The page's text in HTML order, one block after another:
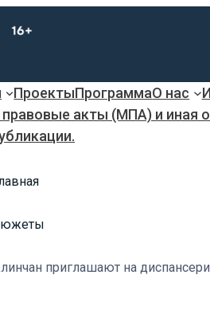
ПроектыПрограммаО нас
акты (МПА) и иная
приглашают на